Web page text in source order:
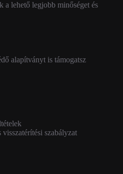
lehető legjobb minőséget és
alapítványt is támogatsz
szabályzat